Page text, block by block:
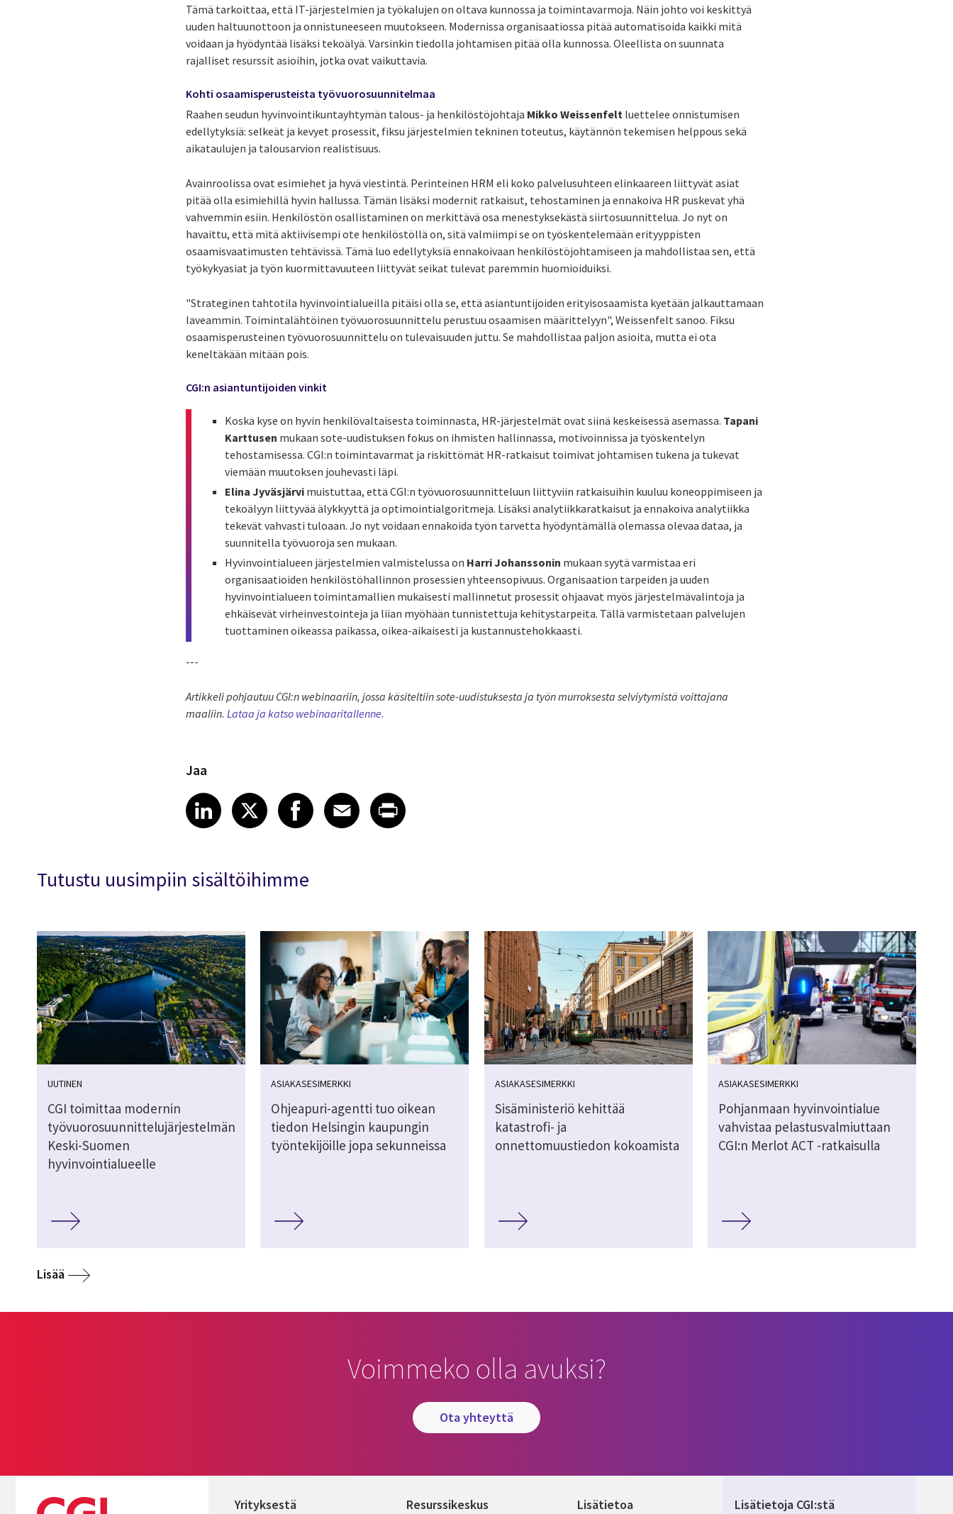
Tämä tarkoittaa, että IT-järjestelmien ja työkalujen on oltava kunnossa ja toimintavarmoja. Näin johto voi keskittyä
uuden haltuunottoon ja onnistuneeseen muutokseen. Modernissa organisaatiossa pitää automatisoida kaikki mitä
voidaan ja hyödyntää lisäksi tekoälyä. Varsinkin tiedolla johtamisen pitää olla kunnossa. Oleellista on suunnata
rajalliset resurssit asioihin, jotka ovat vaikuttavia.
Kohti osaamisperusteista työvuorosuunnitelmaa
Raahen seudun hyvinvointikuntayhtymän talous- ja henkilöstöjohtaja Mikko Weissenfelt luettelee onnistumisen
edellytyksiä: selkeät ja kevyet prosessit, fiksu järjestelmien tekninen toteutus, käytännön tekemisen helppous sekä
aikataulujen ja talousarvion realistisuus.
Avainroolissa ovat esimiehet ja hyvä viestintä. Perinteinen HRM eli koko palvelusuhteen elinkaareen liittyvät asiat
pitää olla esimiehillä hyvin hallussa. Tämän lisäksi modernit ratkaisut, tehostaminen ja ennakoiva HR puskevat yhä
vahvemmin esiin. Henkilöstön osallistaminen on merkittävä osa menestyksekästä siirtosuunnittelua.Jo nyt on
havaittu, että mitä aktiivisempi ote henkilöstöllä on, sitä valmiimpi se on työskentelemään erityyppisten
osaamisvaatimusten tehtävissä. Tämä luo edellytyksiä ennakoivaan henkilöstöjohtamiseen ja mahdollistaa sen, että
työkykyasiat ja työn kuormittavuuteen liittyvät seikat tulevat paremmin huomioiduiksi.
"Strateginen tahtotila hyvinvointialueilla pitäisi olla se, että asiantuntijoiden erityisosaamista kyetään jalkauttamaan
laveammin. Toimintalähtöinen työvuorosuunnittelu perustuu osaamisen määrittelyyn", Weissenfelt sanoo. Fiksu
osaamisperusteinen työvuorosuunnittelu on tulevaisuuden juttu. Se mahdollistaa paljon asioita, mutta ei ota
keneltäkään mitään pois.
CGI:n asiantuntijoiden vinkit
Koska kyse on hyvin henkilövaltaisesta toiminnasta, HR-järjestelmät ovat siinä keskeisessä asemassa. Tapani
Karttusen mukaan sote-uudistuksen fokus on ihmisten hallinnassa, motivoinnissa ja työskentelyn
tehostamisessa. CGI:n toimintavarmat ja riskittömät HR-ratkaisut toimivat johtamisen tukena ja tukevat
viemään muutoksen jouhevasti läpi.
Elina Jyväsjärvi muistuttaa, että CGI:n työvuorosuunnitteluun liittyviin ratkaisuihin kuuluu koneoppimiseen ja
tekoälyyn liittyvää älykkyyttä ja optimointialgoritmeja. Lisäksi analytiikkaratkaisut ja ennakoiva analytiikka
tekevät vahvasti tuloaan. Jo nyt voidaan ennakoida työn tarvetta hyödyntämällä olemassa olevaa dataa, ja
suunnitella työvuoroja sen mukaan.
Hyvinvointialueen järjestelmien valmistelussa on Harri Johanssonin mukaan syytä varmistaa eri
organisaatioiden henkilöstöhallinnon prosessien yhteensopivuus.Organisaation tarpeiden ja uuden
hyvinvointialueen toimintamallien mukaisesti mallinnetut prosessit ohjaavat myös järjestelmävalintoja ja
ehkäisevät virheinvestointeja ja liian myöhään tunnistettuja kehitystarpeita. Tällä varmistetaan palvelujen
tuottaminen oikeassa paikassa, oikea-aikaisesti ja kustannustehokkaasti.
---
Artikkeli pohjautuu CGI:n webinaariin, jossa käsiteltiin sote-uudistuksesta ja työn murroksesta selviytymistä voittajana
maaliin.Lataa ja katso webinaaritallenne.
Jaa
Share article on LinkedIn
LinkedIn
Share article on X
XShare article on Facebook
Facebook
Share article on Email
Email
Share article on Print
Tutustu uusimpiin sisältöihimme
UUTINEN
CGI toimittaa modernin
työvuorosuunnittelujärjestelmän
Keski-Suomen
hyvinvointialueelle
ASIAKASESIMERKKI
Ohjeapuri-agentti tuo oikean
tiedon Helsingin kaupungin
työntekijöille jopa sekunneissa
ASIAKASESIMERKKI
Sisäministeriö kehittää
katastrofi- ja
onnettomuustiedon kokoamista
ASIAKASESIMERKKI
Pohjanmaan hyvinvointialue
vahvistaa pelastusvalmiuttaan
CGI:n Merlot ACT -ratkaisulla
Lisää
Voimmeko olla avuksi?
ota yhteyttä
Yrityksestä Resurssikeskus Lisätietoa Lisätietoja CGI:stä